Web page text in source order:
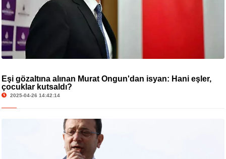
Eşi gözaltına alınan Murat Ongun'dan isyan: Hani eşler,
çocuklar kutsaldı?
2025-04-26 14:42:14